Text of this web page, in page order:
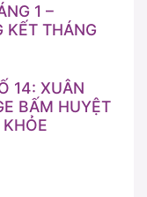
1 –
KẾT THÁNG
14: XUÂN
BẤM HUYỆT